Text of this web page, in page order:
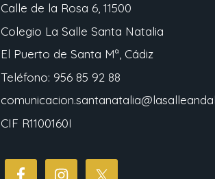
Calle de la Rosa 6, 11500
Colegio La Salle Santa Natalia
El Puerto de Santa Mª, Cádiz
Teléfono: 956 85 92 88
CIF R1100160I